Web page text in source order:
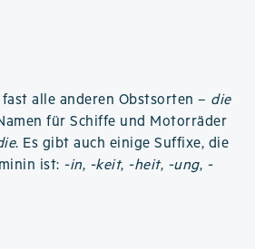
alle anderen Obstsorten – die
für Schiffe und Motorräder
. Es gibt auch einige Suffixe, die
ist: -in, -keit, -heit, -ung, -